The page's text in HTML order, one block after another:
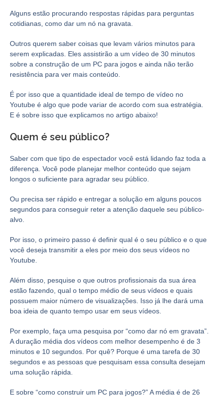
Alguns estão procurando respostas rápidas para perguntas
cotidianas, como dar um nó na gravata.
Outros querem saber coisas que levam vários minutos para
serem explicadas. Eles assistirão a um vídeo de 30 minutos
sobre a construção de um PC para jogos e ainda não terão
resistência para ver mais conteúdo.
É por isso que a quantidade ideal de tempo de vídeo no
Youtube é algo que pode variar de acordo com sua estratégia.
E é sobre isso que explicamos no artigo abaixo!
Quem é seu público?
Saber com que tipo de espectador você está lidando faz toda a
diferença. Você pode planejar melhor conteúdo que sejam
longos o suficiente para agradar seu público.
Ou precisa ser rápido e entregar a solução em alguns poucos
segundos para conseguir reter a atenção daquele seu público-
alvo.
Por isso, o primeiro passo é definir qual é o seu público e o que
você deseja transmitir a eles por meio dos seus vídeos no
Youtube.
Além disso, pesquise o que outros profissionais da sua área
estão fazendo, qual o tempo médio de seus vídeos e quais
possuem maior número de visualizações. Isso já lhe dará uma
boa ideia de quanto tempo usar em seus vídeos.
Por exemplo, faça uma pesquisa por “como dar nó em gravata”.
A duração média dos vídeos com melhor desempenho é de 3
minutos e 10 segundos. Por quê? Porque é uma tarefa de 30
segundos e as pessoas que pesquisam essa consulta desejam
uma solução rápida.
E sobre “como construir um PC para jogos?” A média é de 26